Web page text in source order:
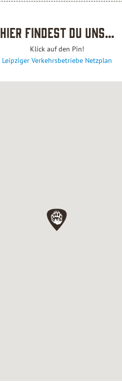
Hier findest du uns…
Klick auf den Pin!
Leipziger Verkehrsbetriebe Netzplan